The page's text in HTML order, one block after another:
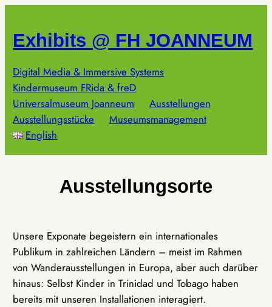
springen
Exhibits @ FH JOANNEUM
Digital Media & Immersive Systems
Kindermuseum FRida & freD
Universalmuseum Joanneum
Ausstellungen
Ausstellungsstücke
Museumsmanagement
English
Ausstellungsorte
Unsere Exponate begeistern ein internationales
Publikum in zahlreichen Ländern – meist im Rahmen
von Wanderausstellungen in Europa, aber auch darüber
hinaus: Selbst Kinder in Trinidad und Tobago haben
bereits mit unseren Installationen interagiert.